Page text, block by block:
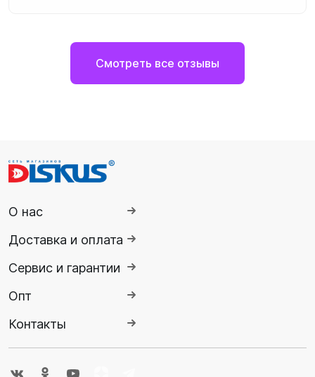
Смотреть все отзывы
О нас
Доставка и оплата
Сервис и гарантии
Опт
Контакты